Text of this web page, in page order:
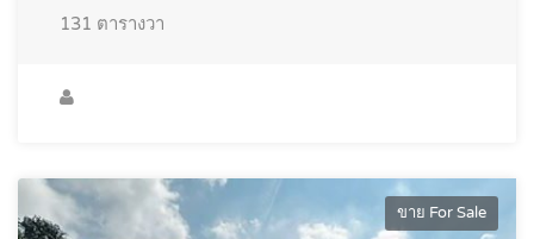
131 ตารางวา
ขาย For Sale